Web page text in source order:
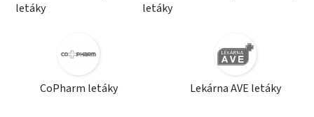
letáky
letáky
CoPharm letáky Lekárna AVE letáky